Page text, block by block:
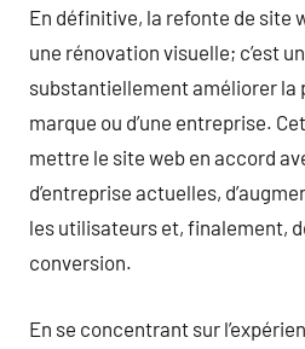
En définitive, la refonte de site
une rénovation visuelle; c’est
substantiellement améliorer la
marque ou d’une entreprise.
mettre le site web en accord
d’entreprise actuelles,
les utilisateurs et, finalement,
conversion.
En se concentrant sur